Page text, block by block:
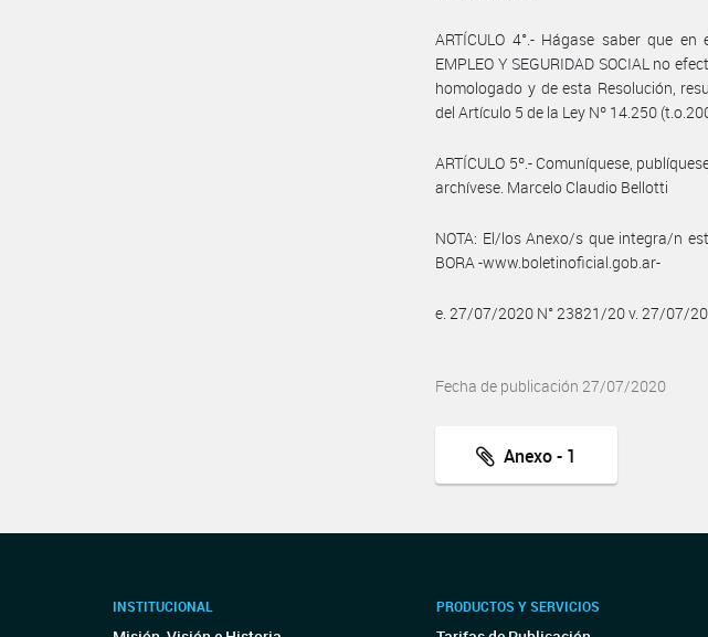
ARTÍCULO 4°.- Hágase saber que en
EMPLEO Y SEGURIDAD SOCIAL no
homologado y de esta Resolución,
del Artículo 5 de la Ley Nº 14.250
ARTÍCULO 5º.- Comuníquese,
archívese. Marcelo Claudio Bellotti
NOTA: El/los Anexo/s que integra/n
BORA -www.boletinoficial.gob.ar-
e. 27/07/2020 N° 23821/20 v. 27/07/
Fecha de publicación 27/07/2020
Anexo - 1
INSTITUCIONAL PRODUCTOS Y SERVICIOS